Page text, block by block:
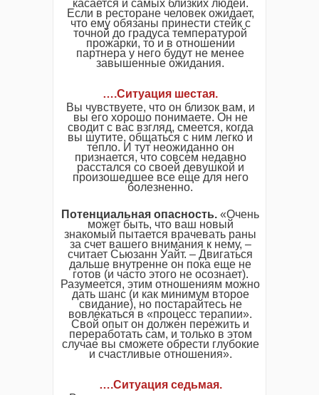
касается и самых близких людей.
Если в ресторане человек ожидает,
что ему обязаны принести стейк с
точной до градуса температурой
прожарки, то и в отношении
партнера у него будут не менее
завышенные ожидания.
….Ситуация шестая.
Вы чувствуете, что он близок вам, и
вы его хорошо понимаете. Он не
сводит с вас взгляд, смеется, когда
вы шутите, общаться с ним легко и
тепло. И тут неожиданно он
признается, что совсем недавно
расстался со своей девушкой и
произошедшее все еще для него
болезненно.
Потенциальная опасность. «Очень
может быть, что ваш новый
знакомый пытается врачевать раны
за счет вашего внимания к нему, –
считает Сьюзанн Уайт. – Двигаться
дальше внутренне он пока еще не
готов (и часто этого не осознает).
Разумеется, этим отношениям можно
дать шанс (и как минимум второе
свидание), но постарайтесь не
вовлекаться в «процесс терапии».
Свой опыт он должен пережить и
переработать сам, и только в этом
случае вы сможете обрести глубокие
и счастливые отношения».
….Ситуация седьмая.